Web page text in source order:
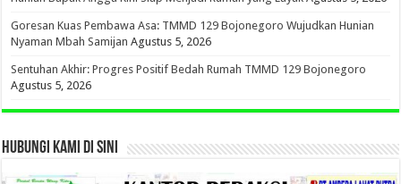
Goresan Kuas Pembawa Asa: TMMD 129 Bojonegoro Wujudkan Hunian
Nyaman Mbah Samijan Agustus 5, 2026
Sentuhan Akhir: Progres Positif Bedah Rumah TMMD 129 Bojonegoro
Agustus 5, 2026
HUBUNGI KAMI DI SINI